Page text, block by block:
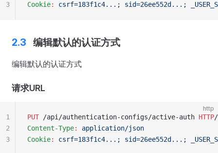
Cookie: csrf=183f1c4...; sid=26ee552d...;
3
编辑默认的认证方式
编辑默认的认证方式
请求URL
http
PUT /api/authentication-configs/active-auth HTTP/
Content-Type:
application/json
Cookie: csrf=183f1c4...; sid=26ee552d...;
1
2
3